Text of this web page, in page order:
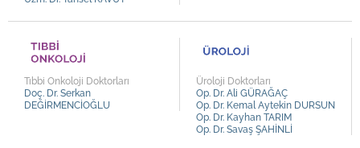
Tıbbi Onkoloji Doktorları
Doç. Dr. Serkan
DEĞİRMENCİOĞLU
Üroloji Doktorları
Op. Dr. Ali GÜRAĞAÇ
Op. Dr. Kemal Aytekin DURSUN
Op. Dr. Kayhan TARIM
Op. Dr. Savaş ŞAHİNLİ